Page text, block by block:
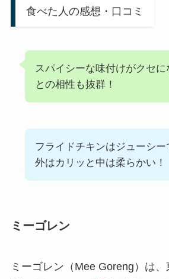
食べた人の感想・口コミ
スパイシーな味付けがクセ
との相性も抜群！
フライドチキンはジューシー
外はカリッと中は柔らかい！
ミーゴレン
ミーゴレン（Mee Goreng）は、